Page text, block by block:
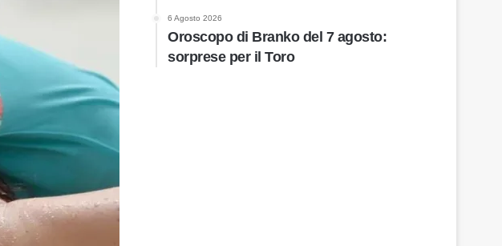
6 Agosto 2026
Oroscopo di Branko del 7 agosto:
sorprese per il Toro